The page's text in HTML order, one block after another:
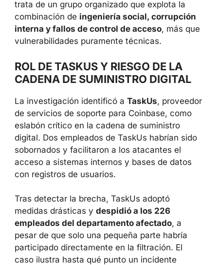
confidenciales de clientes. Las autoridades
consideran que se trata de un grupo
organizado que explota la combinación de
ingeniería social, corrupción interna y fallos
vulnerabilidades puramente técnicas.
CADENA DE SUMINISTRO DIGITAL
La investigación identificó a TaskUs,
proveedor de servicios de soporte para
Coinbase, como eslabón crítico en la cadena
de suministro digital. Dos empleados de
TaskUs habrían sido sobornados y facilitaron
y bases de datos con registros de usuarios.
Tras detectar la brecha, TaskUs adoptó
medidas drásticas ydespidió a los 226
empleados del departamento afectado, a
pesar de que solo una pequeña parte habría